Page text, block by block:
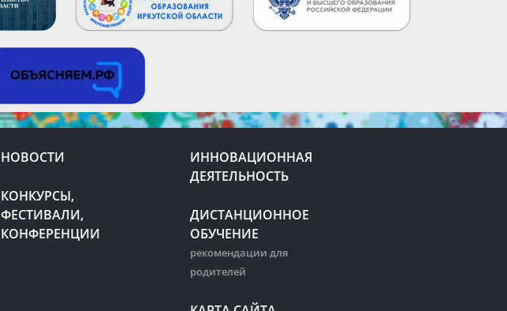
НОВОСТИ
КОНКУРСЫ,
ФЕСТИВАЛИ,
КОНФЕРЕНЦИИ
ИННОВАЦИОННАЯ
ДЕЯТЕЛЬНОСТЬ
ДИСТАНЦИОННОЕ
ОБУЧЕНИЕ
рекомендации для
родителей